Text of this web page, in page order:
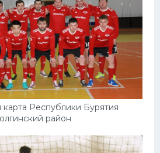
карта Республики Бурятия
район